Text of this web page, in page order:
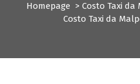
Homepage > Costo Taxi da
Costo Taxi da